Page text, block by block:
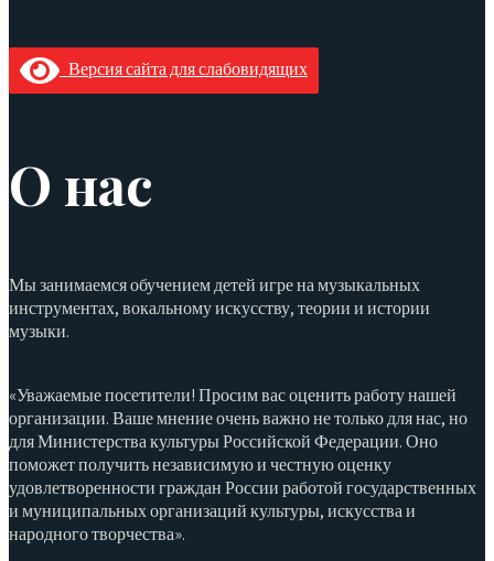
Версия сайта для слабовидящих
О нас
Мы занимаемся обучением детей игре на музыкальных
инструментах, вокальному искусству, теории и истории
музыки.
«Уважаемые посетители! Просим вас оценить работу нашей
организации. Ваше мнение очень важно не только для нас, но
для Министерства культуры Российской Федерации. Оно
поможет получить независимую и честную оценку
удовлетворенности граждан России работой государственных
и муниципальных организаций культуры, искусства и
народного творчества».